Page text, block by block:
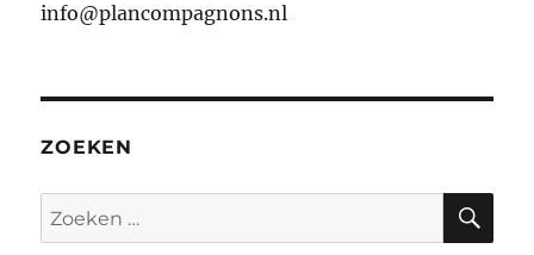
info@plancompagnons.nl
ZOEKEN
Zoeken
naar: